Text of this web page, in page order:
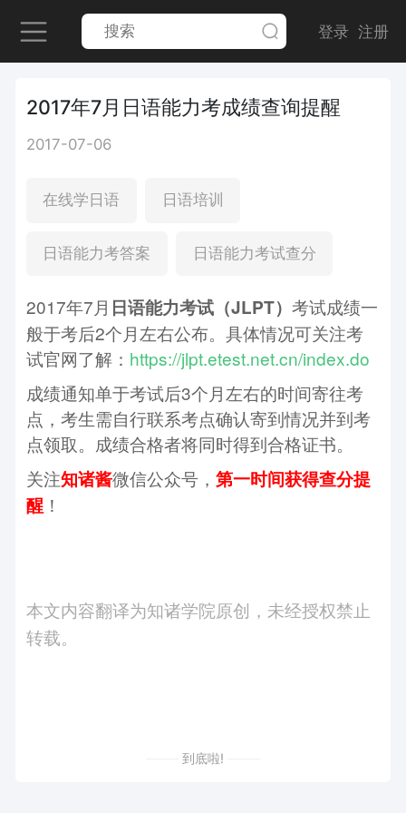
登录 注册
2017年7月日语能力考成绩查询提醒
2017-07-06
在线学日语 日语培训
日语能力考答案 日语能力考试查分
2017年7月 日语能力考试（JLPT） 考试成绩一
般于考后2个月左右公布。具体情况可关注考
试官网了解： https://jlpt.etest.net.cn/index.do
成绩通知单于考试后3个月左右的时间寄往考
点，考生需自行联系考点确认寄到情况并到考
点领取。成绩合格者将同时得到合格证书。
关注知诸酱微信公众号， 第一时间获得查分提
醒！
本文内容翻译为知诸学院原创，未经授权禁止
转载。
到底啦!